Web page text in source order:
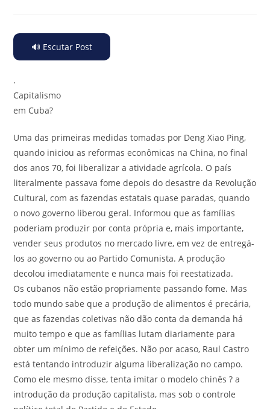
🔊 Escutar Post
.
Capitalismo
em Cuba?
Uma das primeiras medidas tomadas por Deng Xiao Ping,
quando iniciou as reformas econômicas na China, no final
dos anos 70, foi liberalizar a atividade agrícola. O país
literalmente passava fome depois do desastre da Revolução
Cultural, com as fazendas estatais quase paradas, quando
o novo governo liberou geral. Informou que as famílias
poderiam produzir por conta própria e, mais importante,
vender seus produtos no mercado livre, em vez de entregá-
los ao governo ou ao Partido Comunista. A produção
decolou imediatamente e nunca mais foi reestatizada.
Os cubanos não estão propriamente passando fome. Mas
todo mundo sabe que a produção de alimentos é precária,
que as fazendas coletivas não dão conta da demanda há
muito tempo e que as famílias lutam diariamente para
obter um mínimo de refeições. Não por acaso, Raul Castro
está tentando introduzir alguma liberalização no campo.
Como ele mesmo disse, tenta imitar o modelo chinês ? a
introdução da produção capitalista, mas sob o controle